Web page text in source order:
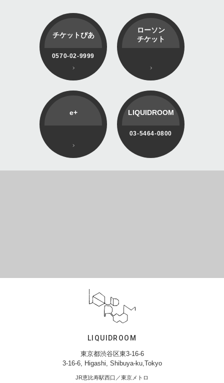
チケットぴあ
0570-02-9999
ローソン
チケット
e+ LIQUIDROOM
03-5464-0800
LIQUIDROOM
東京都渋谷区東3-16-6
3-16-6, Higashi, Shibuya-ku,Tokyo
JR恵比寿駅西口／東京メトロ